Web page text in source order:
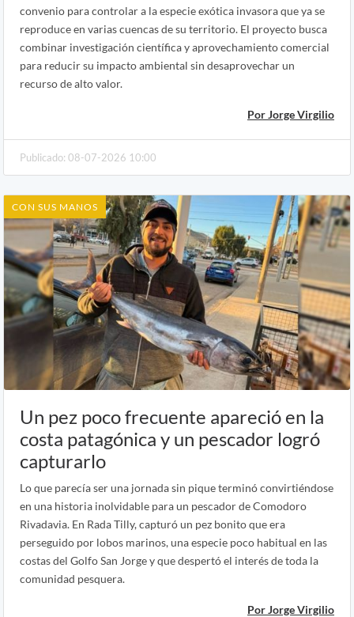
convenio para controlar a la especie exótica invasora que ya se
reproduce en varias cuencas de su territorio. El proyecto busca
combinar investigación científica y aprovechamiento comercial
para reducir su impacto ambiental sin desaprovechar un
recurso de alto valor.
Por Jorge Virgilio
Publicado: 08-07-2026 10:00
CON SUS MANOS
Un pez poco frecuente apareció en la
costa patagónica y un pescador logró
capturarlo
Lo que parecía ser una jornada sin pique terminó convirtiéndose
en una historia inolvidable para un pescador de Comodoro
Rivadavia. En Rada Tilly, capturó un pez bonito que era
perseguido por lobos marinos, una especie poco habitual en las
costas del Golfo San Jorge y que despertó el interés de toda la
comunidad pesquera.
Por Jorge Virgilio